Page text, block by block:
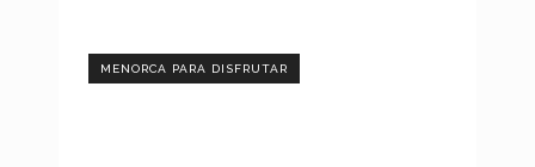
MENORCA PARA DISFRUTAR